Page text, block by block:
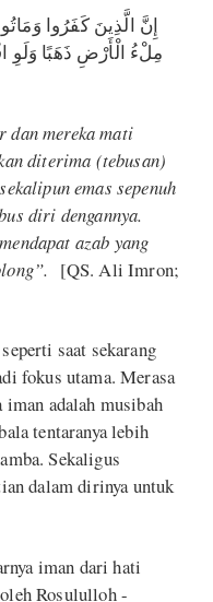
مِلْءُ الْأَرْضِ ذَهَبًا وَلَوِ
dan mereka mati
diterima (tebusan)
emas sepenuh
diri dengannya.
azab yang
[QS. Ali Imron;
saat sekarang
fokus utama. Merasa
adalah musibah
tentaranya lebih
Sekaligus
dalam dirinya untuk
iman dari hati
Rosululloh -